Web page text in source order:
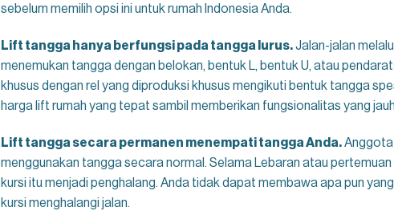
sebelum memilih opsi ini untuk rumah Indonesia Anda.
Lift tangga hanya berfungsi pada tangga lurus.Jalan-jalan
menemukan tangga dengan belokan, bentuk L, bentuk U, atau
khusus dengan rel yang diproduksi khusus mengikuti bentuk tangga
harga lift rumah yang tepat sambil memberikan fungsionalitas yang
Lift tangga secara permanen menempati tangga Anda.Anggota
menggunakan tangga secara normal. Selama Lebaran atau
kursi itu menjadi penghalang. Anda tidak dapat membawa apa pun
kursi menghalangi jalan.